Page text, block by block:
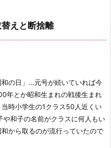
えと断捨離
の日」…元号が続いていれば今
年とか昭和生まれの戦後生まれ
当時小学生の1クラス50人近くい
や和子の名前がクラスに何人もい
から取るのが流行っていたので